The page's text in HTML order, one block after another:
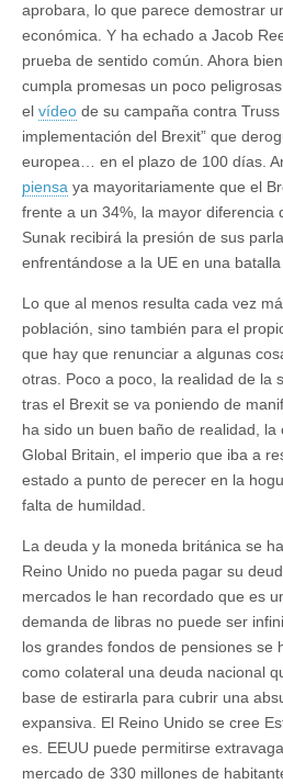
aprobara, lo que parece demostrar
económica. Y ha echado a Jacob
prueba de sentido común. Ahora
cumpla promesas un poco
el vídeo de su campaña contra
implementación del Brexit” que
europea… en el plazo de 100 días.
piensa ya mayoritariamente que el
frente a un 34%, la mayor diferencia
Sunak recibirá la presión de sus
enfrentándose a la UE en una batalla
Lo que al menos resulta cada vez
población, sino también para el
que hay que renunciar a algunas
otras. Poco a poco, la realidad de la
tras el Brexit se va poniendo de
ha sido un buen baño de realidad, la
Global Britain, el imperio que iba a
estado a punto de perecer en la
falta de humildad.
La deuda y la moneda británica se
Reino Unido no pueda pagar su
mercados le han recordado que es
demanda de libras no puede ser
los grandes fondos de pensiones se
como colateral una deuda nacional
base de estirarla para cubrir una
expansiva. El Reino Unido se cree
es. EEUU puede permitirse
mercado de 330 millones de